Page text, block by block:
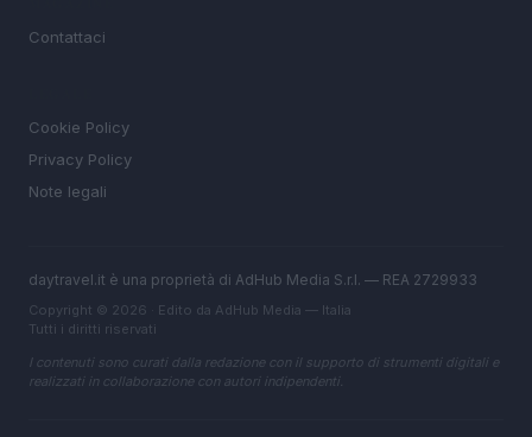
Contattaci
Cookie Policy
Privacy Policy
Note legali
daytravel.it è una proprietà di AdHub Media S.r.l. — REA 2729933
Copyright © 2026 · Edito da AdHub Media — Italia
Tutti i diritti riservati
I contenuti sono curati dalla redazione con il supporto di strumenti digitali e
realizzati in collaborazione con autori indipendenti.